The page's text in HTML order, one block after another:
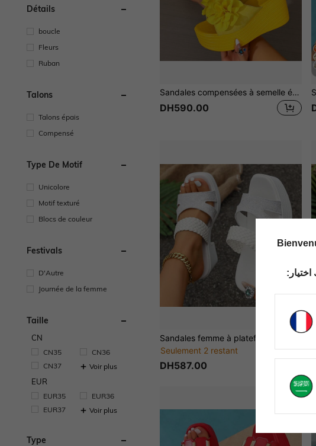
Détails
boucle
Fleurs
Ruban
Talons
Talons épais
Compensé
Type De Motif
Unicolore
Motif texturé
Blocs de couleur
Festivals
D'Autre
Journée de la femme
Taille
CN
CN35
CN36
CN37
Voir plus
EUR
EUR35
EUR36
EUR37
Voir plus
Type
Sandales compensées à semelle épaisse pour femmes, été 2026, talons hauts jaunes à la mode, essentiel pour les vacances, avec décoration de fleurs en mousseline surdimensionnées, mariage
DH590.00
Seulement 2 restant
DH587.00